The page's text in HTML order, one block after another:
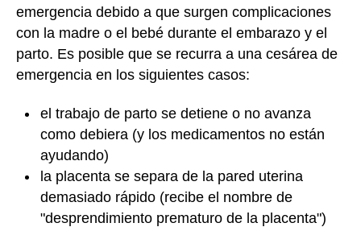
emergencia debido a que surgen complicaciones
con la madre o el bebé durante el embarazo y el
parto. Es posible que se recurra a una cesárea de
emergencia en los siguientes casos:
el trabajo de parto se detiene o no avanza
como debiera (y los medicamentos no están
ayudando)
la placenta se separa de la pared uterina
demasiado rápido (recibe el nombre de
"desprendimiento prematuro de la placenta")